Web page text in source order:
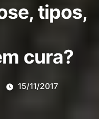
tipos,
cura?
15/11/2017